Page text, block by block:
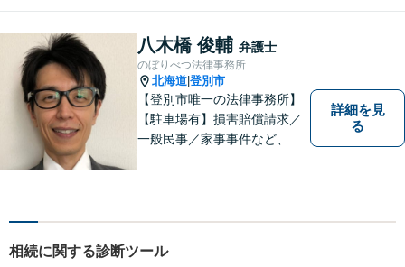
になれればと思っております
ので、どうぞお気軽にご相談
ください。
八木橋 俊輔 弁護士
のぼりべつ法律事務所
北海道 登別市
【登別市唯一の法律事務所】
【駐車場有】損害賠償請求／
一般民事／家事事件など、幅
域づくりに貢献いたします。
めにご相談ください！
詳細を見
る
相続に関する診断ツール